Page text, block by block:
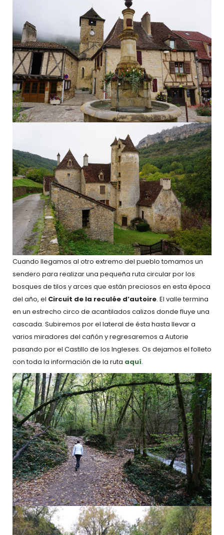
Cuando llegamos al otro extremo del pueblo tomamos un
sendero para realizar una pequeña ruta circular por los
bosques de tilos y arces que están preciosos en esta época
del año, el Circuit de la reculée d’autoire. El valle termina
en un estrecho circo de acantilados calizos donde fluye una
cascada. Subiremos por el lateral de ésta hasta llevar a
varios miradores del cañón y regresaremos a Autorie
pasando por el Castillo de los Ingleses. Os dejamos el folleto
con toda la información de la ruta aquí.